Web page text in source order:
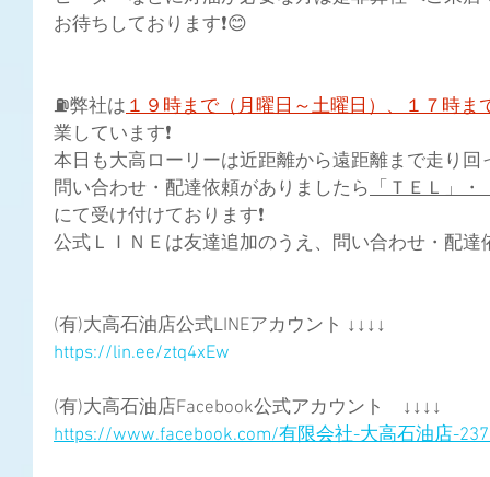
お待ちしております❗😊
⛽弊社は１９時まで（月曜日～土曜日）、１７時ま
業しています❗
本日も大高ローリーは近距離から遠距離まで走り回
問い合わせ・配達依頼がありましたら「ＴＥＬ」・
にて受け付けております❗
公式ＬＩＮＥは友達追加のうえ、問い合わせ・配
(有)大高石油店公式LINEアカウント ↓↓↓↓
https://lin.ee/ztq4xEw
(有)大高石油店Facebook公式アカウント　↓↓↓↓
https://www.facebook.com/有限会社-大高石油店-